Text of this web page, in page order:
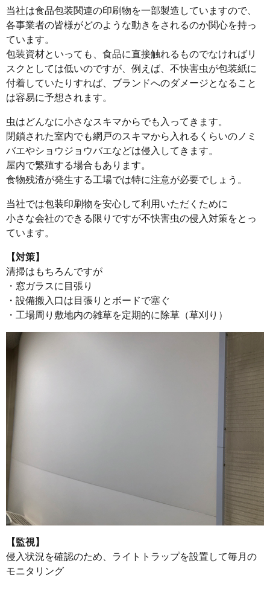
当社は食品包装関連の印刷物を一部製造していますので、
各事業者の皆様がどのような動きをされるのか関心を持っ
ています。
包装資材といっても、食品に直接触れるものでなければリ
スクとしては低いのですが、例えば、不快害虫が包装紙に
付着していたりすれば、ブランドへのダメージとなること
は容易に予想されます。
虫はどんなに小さなスキマからでも入ってきます。
閉鎖された室内でも網戸のスキマから入れるくらいのノミ
バエやショウジョウバエなどは侵入してきます。
屋内で繁殖する場合もあります。
食物残渣が発生する工場では特に注意が必要でしょう。
当社では包装印刷物を安心して利用いただくために
小さな会社のできる限りですが不快害虫の侵入対策をとっ
ています。
【対策】
清掃はもちろんですが
・窓ガラスに目張り
・設備搬入口は目張りとボードで塞ぐ
・工場周り敷地内の雑草を定期的に除草（草刈り）
【監視】
侵入状況を確認のため、ライトトラップを設置して毎月の
モニタリング